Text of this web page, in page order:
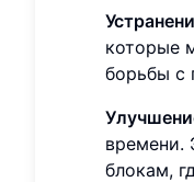
которые
борьбы с
времени.
блокам,